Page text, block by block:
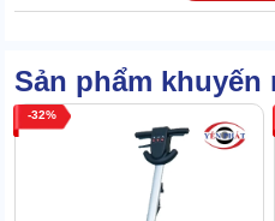
2. Cách thức làm sạch
Khi bạn khởi động máy chà sàn
nút xả, chà, hút ngay lập tức
Motor chà nhận năng lượng
dạng cơ năng, làm quay bàn chải.
Sản phẩm khuyến
32